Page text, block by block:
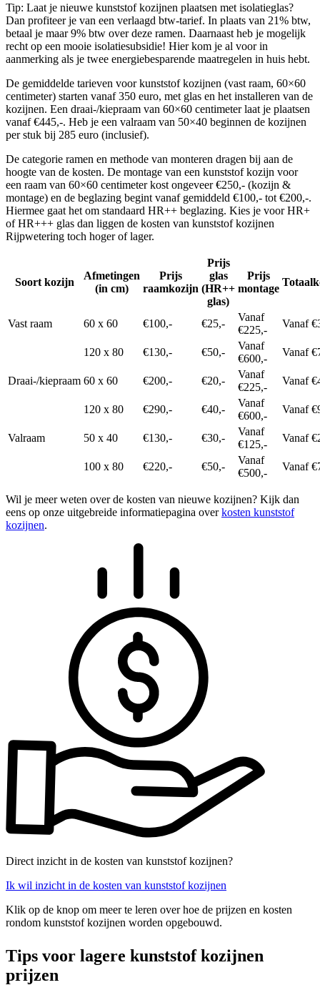
Tip: Laat je nieuwe kunststof kozijnen plaatsen met isolatieglas?
Dan profiteer je van een verlaagd btw-tarief. In plaats van 21% btw,
betaal je maar 9% btw over deze ramen. Daarnaast heb je mogelijk
recht op een mooie isolatiesubsidie! Hier kom je al voor in
aanmerking als je twee energiebesparende maatregelen in huis hebt.
De gemiddelde tarieven voor kunststof kozijnen (vast raam, 60×60
centimeter) starten vanaf 350 euro, met glas en het installeren van de
kozijnen. Een draai-/kiepraam van 60×60 centimeter laat je plaatsen
vanaf €445,-. Heb je een valraam van 50×40 beginnen de kozijnen
per stuk bij 285 euro (inclusief).
De categorie ramen en methode van monteren dragen bij aan de
hoogte van de kosten. De montage van een kunststof kozijn voor
een raam van 60×60 centimeter kost ongeveer €250,- (kozijn &
montage) en de beglazing begint vanaf gemiddeld €100,- tot €200,-.
Hiermee gaat het om standaard HR++ beglazing. Kies je voor HR+
of HR+++ glas dan liggen de kosten van kunststof kozijnen
Rijpwetering toch hoger of lager.
Soort kozijn
Afmetingen
(in cm)
Prijs
raamkozijn
Prijs
glas
(HR++
glas)
Prijs
montage
Vast raam 60 x 60 €100,- €25,-
Vanaf
€225,-
Vanaf
120 x 80 €130,- €50,-
Vanaf
€600,-
Vanaf
Draai-/kiepraam 60 x 60 €200,- €20,-
Vanaf
€225,-
Vanaf
120 x 80 €290,- €40,-
Vanaf
€600,-
Vanaf
Valraam 50 x 40 €130,- €30,-
Vanaf
€125,-
Vanaf
100 x 80 €220,- €50,-
Vanaf
€500,-
Vanaf
Wil je meer weten over de kosten van nieuwe kozijnen? Kijk dan
eens op onze uitgebreide informatiepagina overkosten kunststof
kozijnen.
Direct inzicht in de kosten van kunststof kozijnen?
Ik wil inzicht in de kosten van kunststof kozijnen
Klik op de knop om meer te leren over hoe de prijzen en kosten
rondom kunststof kozijnen worden opgebouwd.
Tips voor lagere kunststof kozijnen
prijzen